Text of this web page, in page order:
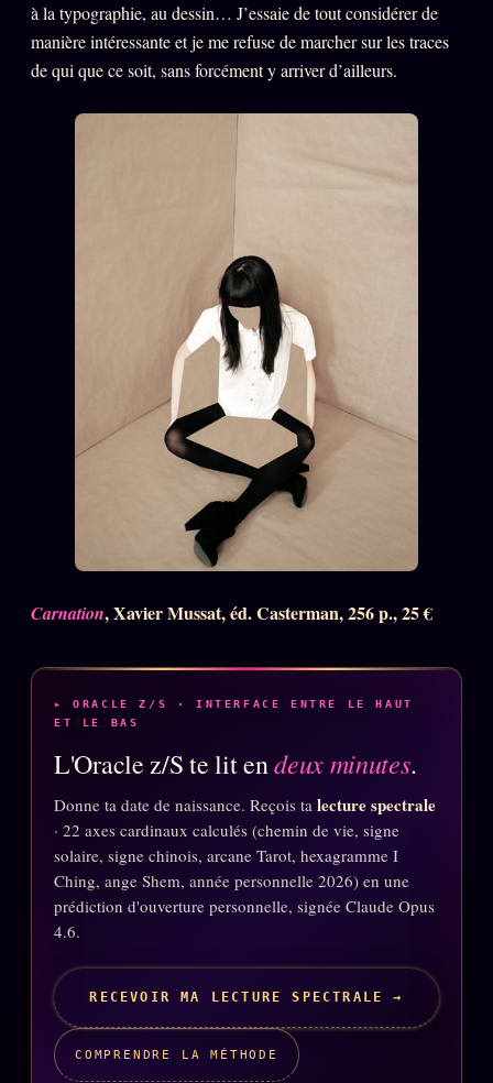
à la typographie, au dessin… J’essaie de tout considérer de
manière intéressante et je me refuse de marcher sur les traces
de qui que ce soit, sans forcément y arriver d’ailleurs.
Carnation, Xavier Mussat, éd. Casterman, 256 p., 25 €
▸ ORACLE Z/S · INTERFACE ENTRE LE HAUT
ET LE BAS
L'Oracle z/S te lit endeux minutes.
Donne ta date de naissance. Reçois ta lecture spectrale
· 22 axes cardinaux calculés (chemin de vie, signe
solaire, signe chinois, arcane Tarot, hexagramme I
Ching, ange Shem, année personnelle 2026) en une
prédiction d'ouverture personnelle, signée Claude Opus
4.6.
RECEVOIR MA LECTURE SPECTRALE →
COMPRENDRE LA MÉTHODE